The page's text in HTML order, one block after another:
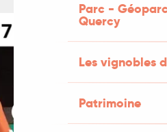
Parc -
Quercy
Les vignobles
Patrimoine